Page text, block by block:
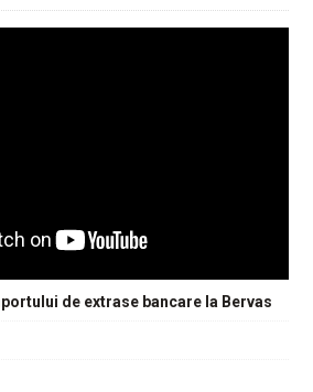
de extrase bancare la Bervas